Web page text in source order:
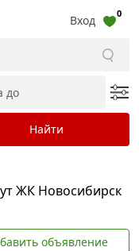
Вход 0
ЖК Новосибирск
объявление